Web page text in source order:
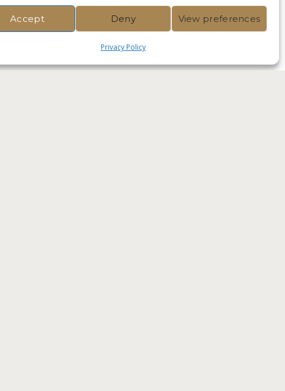
Accept Deny View preferences
Privacy Policy